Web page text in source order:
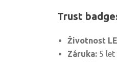
Trust
Životnost
Záruka: 5 let